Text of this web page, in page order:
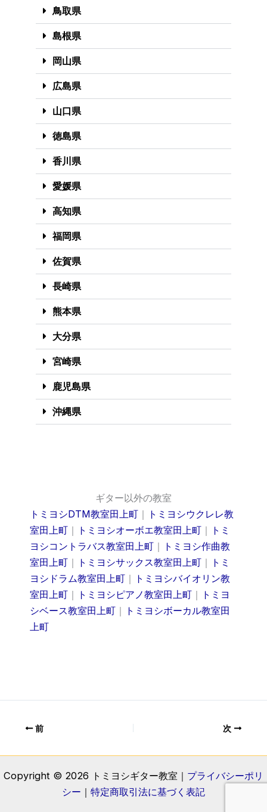
鳥取県
島根県
岡山県
広島県
山口県
徳島県
香川県
愛媛県
高知県
福岡県
佐賀県
長崎県
熊本県
大分県
宮崎県
鹿児島県
沖縄県
ギター以外の教室
トミヨシDTM教室田上町 ｜ トミヨシウクレレ教
室田上町 ｜ トミヨシオーボエ教室田上町 ｜ トミ
ヨシコントラバス教室田上町 ｜ トミヨシ作曲教
室田上町 ｜ トミヨシサックス教室田上町 ｜ トミ
ヨシドラム教室田上町 ｜ トミヨシバイオリン教
室田上町 ｜ トミヨシピアノ教室田上町 ｜ トミヨ
シベース教室田上町 ｜ トミヨシボーカル教室田
上町
前 次
Copyright © 2026 トミヨシギター教室｜ プライバシーポリ
シー ｜ 特定商取引法に基づく表記